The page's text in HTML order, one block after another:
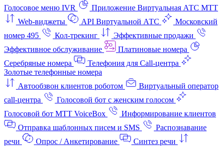
Голосовое меню IVR
Приложение Виртуальная АТС МТТ
Web-виджеты
API Виртуальной АТС
Московский
номер 495
Кол-трекинг
Эффективные продажи
Эффективное обслуживание
Платиновые номера
Серебряные номера
Телефония для Call-центра
Золотые телефонные номера
Автообзвон клиентов роботом
Виртуальный оператор
call-центра
Голосовой бот с женским голосом
Голосовой бот МТТ VoiceBox
Информирование клиентов
Отправка шаблонных писем и SMS
Распознавание
речи
Опрос / Анкетирование
Синтез речи